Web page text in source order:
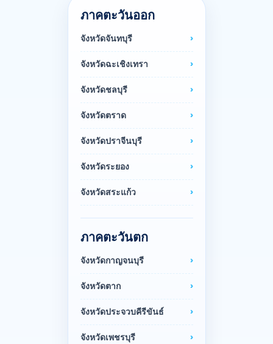
ภาคตะวันออก
จังหวัดจันทบุรี
จังหวัดฉะเชิงเทรา
จังหวัดชลบุรี
จังหวัดตราด
จังหวัดปราจีนบุรี
จังหวัดระยอง
จังหวัดสระแก้ว
ภาคตะวันตก
จังหวัดกาญจนบุรี
จังหวัดตาก
จังหวัดประจวบคีรีขันธ์
จังหวัดเพชรบุรี